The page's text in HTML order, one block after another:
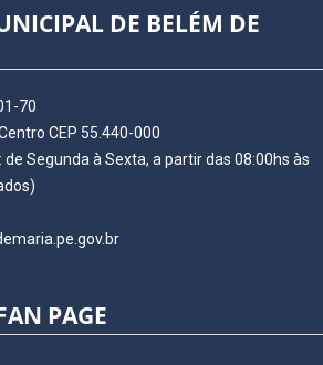
DE BELÉM DE
70
CEP 55.440-000
Segunda à Sexta, a partir das 08:00hs às
PAGE